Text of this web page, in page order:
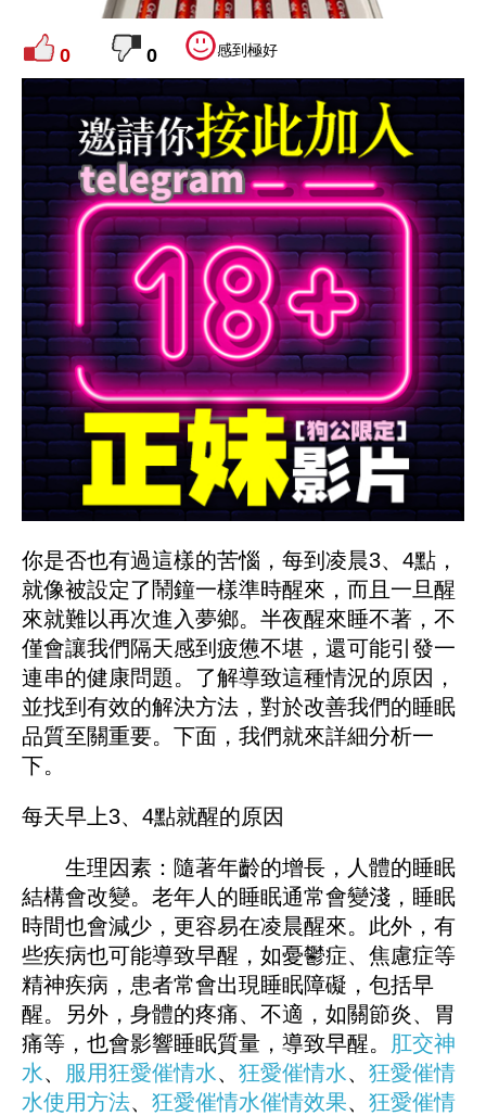
0 0 感到極好
你是否也有過這樣的苦惱，每到凌晨3、4點，
就像被設定了鬧鐘一樣準時醒來，而且一旦醒
來就難以再次進入夢鄉。半夜醒來睡不著，不
僅會讓我們隔天感到疲憊不堪，還可能引發一
連串的健康問題。了解導致這種情況的原因，
並找到有效的解決方法，對於改善我們的睡眠
品質至關重要。下面，我們就來詳細分析一
下。
每天早上3、4點就醒的原因
生理因素：隨著年齡的增長，人體的睡眠
結構會改變。老年人的睡眠通常會變淺，睡眠
時間也會減少，更容易在凌晨醒來。此外，有
些疾病也可能導致早醒，如憂鬱症、焦慮症等
精神疾病，患者常會出現睡眠障礙，包括早
醒。另外，身體的疼痛、不適，如關節炎、胃
痛等，也會影響睡眠質量，導致早醒。 肛交神
水、 服用狂愛催情水、 狂愛催情水、 狂愛催情
水使用方法、 狂愛催情水催情效果、 狂愛催情